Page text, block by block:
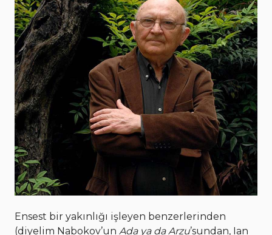
Ensest bir yakınlığı işleyen benzerlerinden
(diyelim Nabokov’un Ada ya da Arzu’sundan, Ian